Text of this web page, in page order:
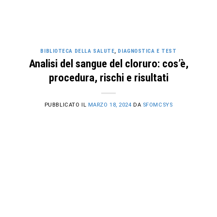
BIBLIOTECA DELLA SALUTE, DIAGNOSTICA E TEST
Analisi del sangue del cloruro: cos’è,
procedura, rischi e risultati
PUBBLICATO IL MARZO 18, 2024 DA SFOMCSYS